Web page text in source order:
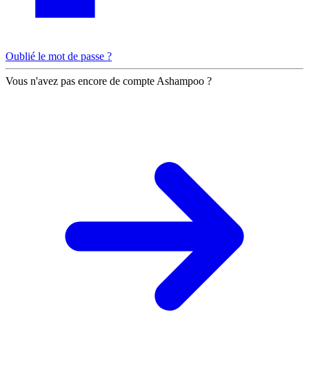
Oublié le mot de passe ?
Vous n'avez pas encore de compte Ashampoo ?